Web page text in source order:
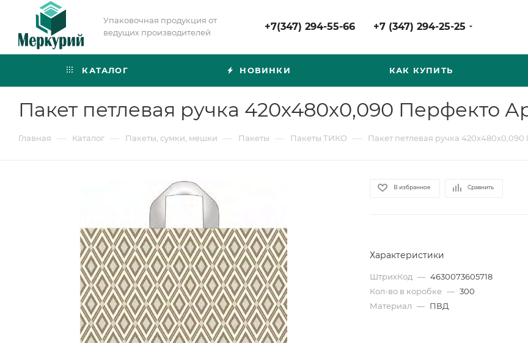
Упаковочная продукция от
ведущих производителей
+7(347) 294-55-66 +7 (347) 294-25-25
КАТАЛОГ НОВИНКИ КАК КУПИТЬ
Пакет петлевая ручка 420х480х0,090 Перфекто
Главная — Каталог — Пакеты, сумки, мешки — Пакеты — Пакеты ТИКО — Пакет петлевая ручка
В избранное Сравнить
Характеристики
ШтрихКод — 4630073605718
Кол-во в коробке — 300
Материал — ПВД